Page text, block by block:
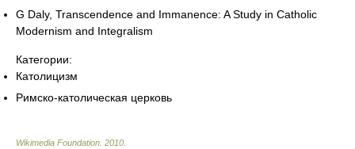
G Daly, Transcendence and Immanence: A Study in Catholic
Modernism and Integralism
Категории:
Католицизм
Римско-католическая церковь
Wikimedia Foundation 2010